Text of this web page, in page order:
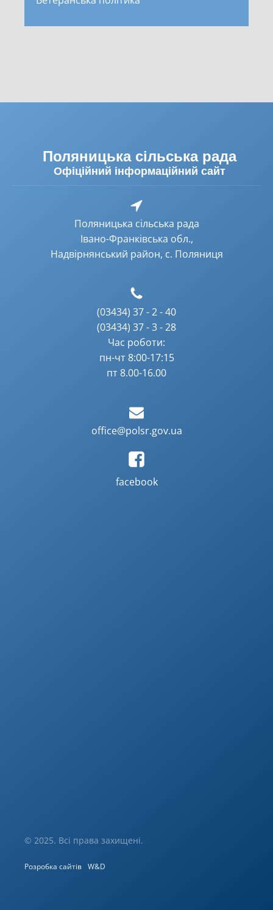
Поляницька сільська рада
Офіційний інформаційний сайт
Поляницька сільська рада
Івано-Франківська обл.,
Надвірнянський район, с. Поляниця
(03434) 37 - 2 - 40
(03434) 37 - 3 - 28
Час роботи:
пн-чт 8:00-17:15
пт 8.00-16.00
office@polsr.gov.ua
facebook
© 2025. Всі права захищені.
Розробка сайтів W&D